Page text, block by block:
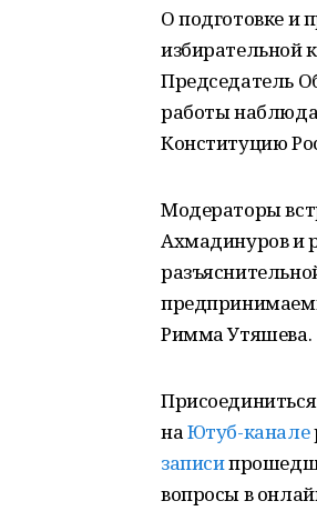
О подготовке и
избирательной
Председатель
работы
Конституцию
Модераторы
Ахмадинуров и
Римма Утяшева.
наЮтуб-канале
записи
вопросы в